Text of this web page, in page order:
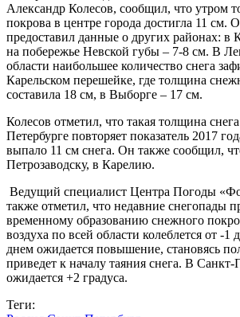
Александр Колесов, сообщил, что утром
покрова в центре города достигла 11 см.
предоставил данные о других районах: в
на побережье Невской губы – 7-8 см. В
области наибольшее количество снега
Карельском перешейке, где толщина
составила 18 см, в Выборге – 17 см.
Колесов отметил, что такая толщина
Петербурге повторяет показатель 2017
выпало 11 см снега. Он также сообщил,
Петрозаводску, в Карелию.
Ведущий специалист Центра Погоды
также отметил, что недавние снегопады
временному образованию снежного
воздуха по всей области колеблется от -1
днем ожидается повышение, становясь
приведет к началу таяния снега. В Санкт-
ожидается +2 градуса.
Теги: